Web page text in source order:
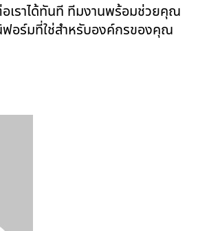
อเราได้ทันที ทีมงานพร้อมช่วยคุณ
ฟอร์มที่ใช่สำหรับองค์กรของคุณ